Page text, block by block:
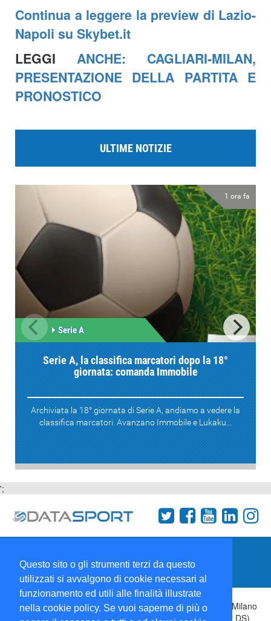
Questo sito o gli strumenti terzi da questo
utilizzati si avvalgono di cookie necessari al
funzionamento ed utili alle finalità illustrate
nella cookie policy. Se vuoi saperne di più o
Continua a leggere la preview di Lazio-
Napoli su Skybet.it
LEGGI ANCHE: CAGLIARI-MILAN,
PRESENTAZIONE DELLA PARTITA E
PRONOSTICO
ULTIME NOTIZIE
1 ora fa
Serie A
Serie A, la classifica marcatori dopo la 18°
giornata: comanda Immobile
Archiviata la 18° giornata di Serie A, andiamo a vedere la
classifica marcatori. Avanzano Immobile e Lukaku...
';
Collabora con noi
Copyright 1995-2026 © Wise Srl Via Palmanova 8 20132 Milano
Italia - P. IVA 09072090963 | ISSN: 2499-2925 (DataSport DS)